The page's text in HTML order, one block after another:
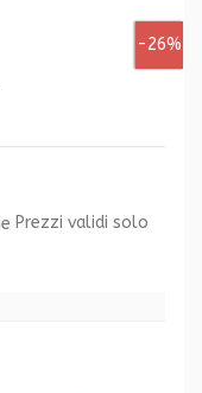
-26%
Prezzi validi solo